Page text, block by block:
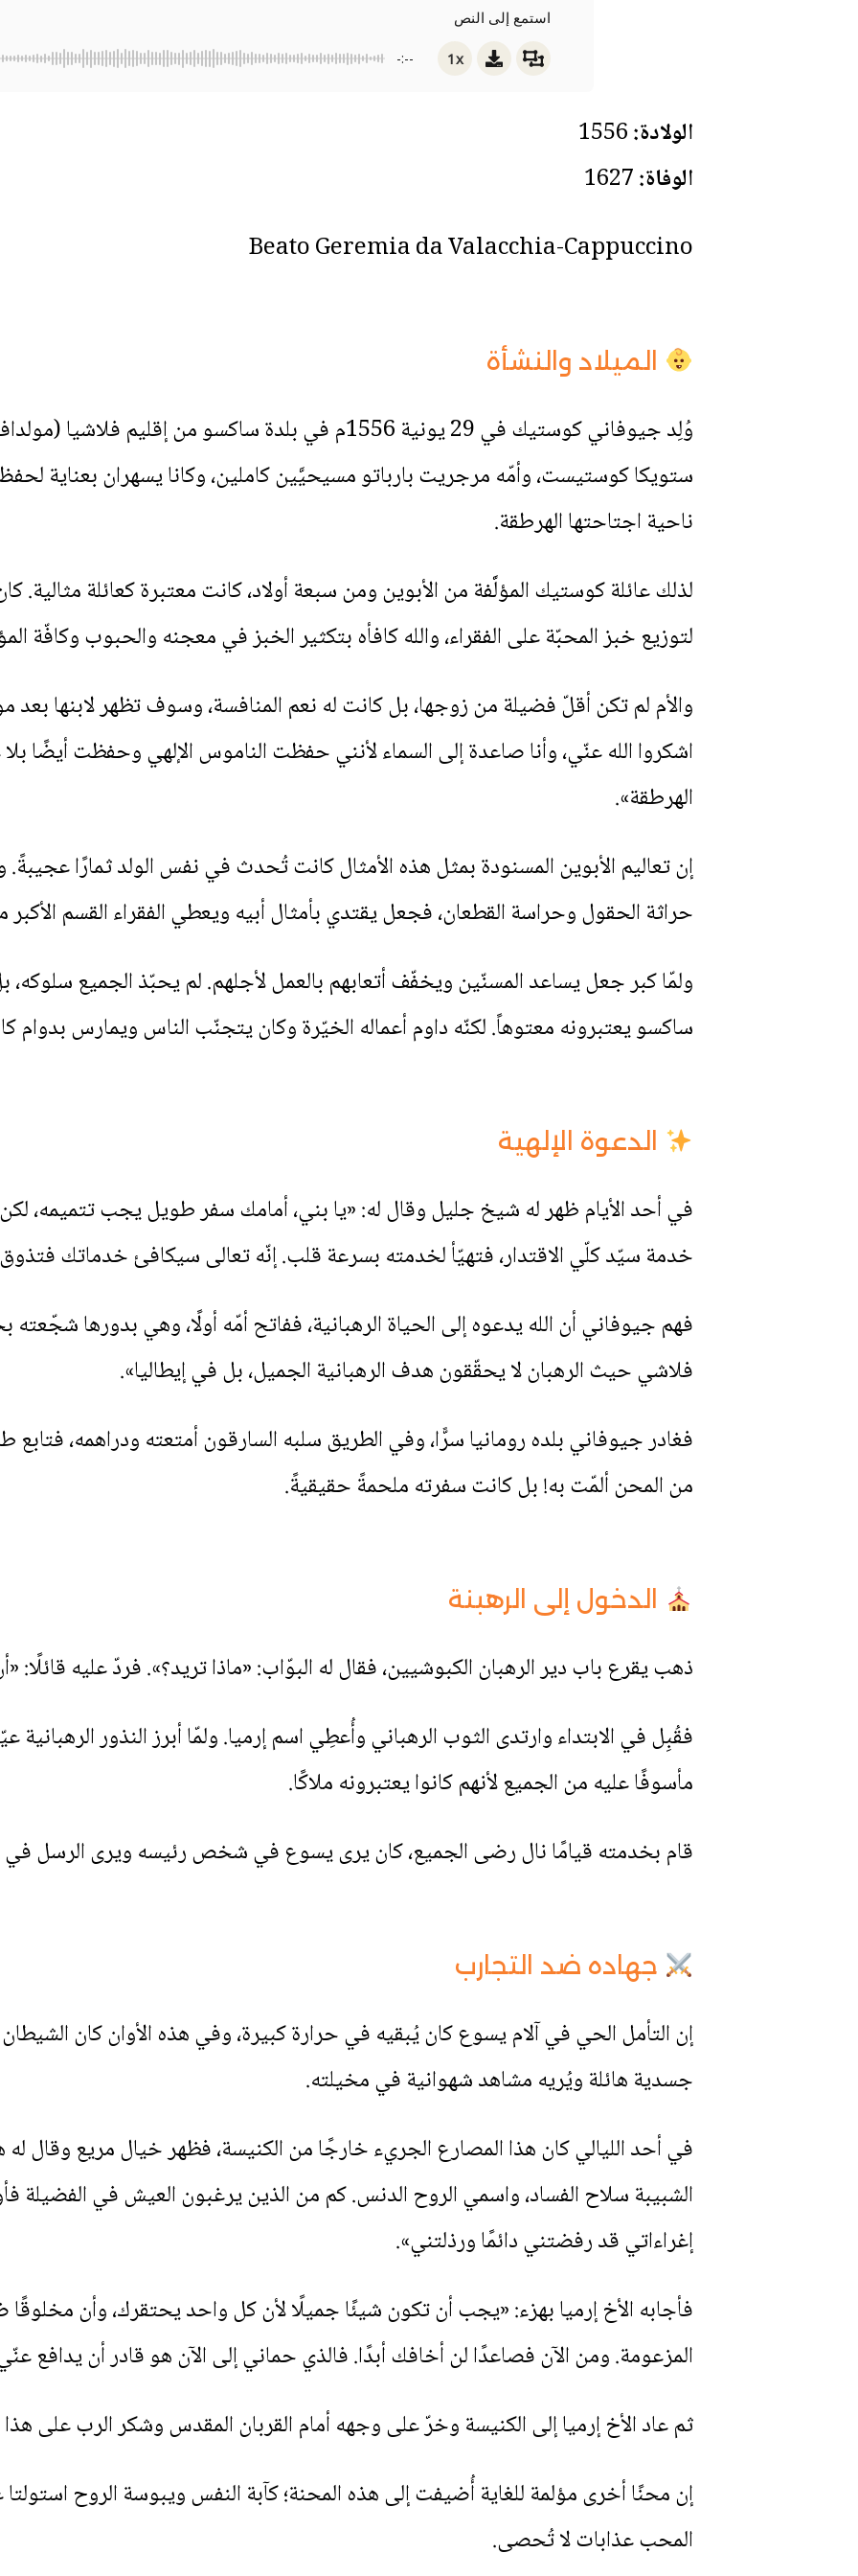
استمع إلى النص
-:-- 1x
الولادة:
الوفاة:
Beato Geremia da Valacchia-Cappuccino
الميلاد والنشأة
وُلِد جيوفاني كوستيك في 29 يونية 1556م في بلدة ساكسو من
ستويكا كوستيست، وأمّه مرجريت بارباتو مسيحيَّين كاملين، وكانا يسهران بعناية
ناحية اجتاحتها الهرطقة.
لذلك عائلة كوستيك المؤلَّفة من الأبوين ومن سبعة أولاد، كانت معتبرة كعائلة مثالية.
لتوزيع خبز المحبّة على الفقراء، والله كافأه بتكثير الخبز في معجنه والحبوب وكافّة
والأم لم تكن أقلّ فضيلة من زوجها، بل كانت له نعم المنافسة، وسوف تظهر لابنها بعد
اشكروا الله عنّي، وأنا صاعدة إلى السماء لأنني حفظت الناموس الإلهي وحفظت أيضًا
الهرطقة».
إن تعاليم الأبوين المسنودة بمثل هذه الأمثال كانت تُحدث في نفس الولد ثمارًا عجيبةً.
حراثة الحقول وحراسة القطعان، فجعل يقتدي بأمثال أبيه ويعطي الفقراء القسم
ولمّا كبر جعل يساعد المسنّين ويخفّف أتعابهم بالعمل لأجلهم. لم يحبّذ الجميع
ساكسو يعتبرونه معتوهاً. لكنّه داوم أعماله الخيّرة وكان يتجنّب الناس ويمارس بدوام
الدعوة الإلهية
في أحد الأيام ظهر له شيخ جليل وقال له: «يا بني، أمامك سفر طويل يجب تتميمه،
خدمة سيّد كلّي الاقتدار، فتهيّأ لخدمته بسرعة قلب. إنّه تعالى سيكافئ خدماتك فتذوق
فهم جيوفاني أن الله يدعوه إلى الحياة الرهبانية، ففاتح أمّه أولًا، وهي بدورها
فلاشي حيث الرهبان لا يحقّقون هدف الرهبانية الجميل، بل في إيطاليا».
فغادر جيوفاني بلده رومانيا سرًّا، وفي الطريق سلبه السارقون أمتعته ودراهمه، فتابع
من المحن ألمّت به! بل كانت سفرته ملحمةً حقيقيةً.
الدخول إلى الرهبنة
ذهب يقرع باب دير الرهبان الكبوشيين، فقال له البوّاب: «ماذا تريد؟». فردّ عليه
فقُبِل في الابتداء وارتدى الثوب الرهباني وأُعطِي اسم إرميا. ولمّا أبرز النذور
مأسوفًا عليه من الجميع لأنهم كانوا يعتبرونه ملاكًا.
قام بخدمته قيامًا نال رضى الجميع، كان يرى يسوع في شخص رئيسه ويرى الرسل في
جهاده ضد التجارب
إن التأمل الحي في آلام يسوع كان يُبقيه في حرارة كبيرة، وفي هذه الأوان كان
جسدية هائلة ويُريه مشاهد شهوانية في مخيلته.
في أحد الليالي كان هذا المصارع الجريء خارجًا من الكنيسة، فظهر خيال مريع وقال له
الشبيبة سلاح الفساد، واسمي الروح الدنس. كم من الذين يرغبون العيش في الفضيلة
إغراءاتي قد رفضتني دائمًا ورذلتني».
فأجابه الأخ إرميا بهزء: «يجب أن تكون شيئًا جميلًا لأن كل واحد يحتقرك، وأن
المزعومة. ومن الآن فصاعدًا لن أخافك أبدًا. فالذي حماني إلى الآن هو قادر أن يدافع
ثم عاد الأخ إرميا إلى الكنيسة وخرّ على وجهه أمام القربان المقدس وشكر الرب على هذا
إن محنًا أخرى مؤلمة للغاية أُضيفت إلى هذه المحنة؛ كآبة النفس ويبوسة الروح
المحب عذابات لا تُحصى.